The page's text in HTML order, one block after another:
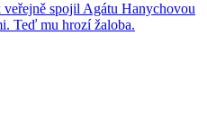
spojil Agátu Hanychovou
Teď mu hrozí žaloba.